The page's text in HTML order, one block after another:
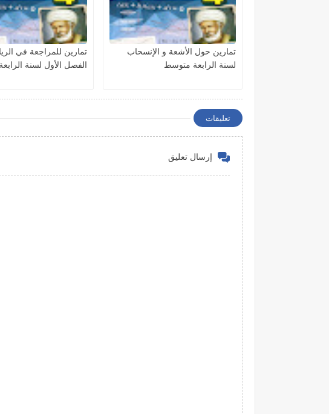
تمارين حول الأشعة و الإنسحاب
لسنة الرابعة متوسط
تمارين للمراجعة في
الفصل الأول لسنة
تعليقات
إرسال تعليق